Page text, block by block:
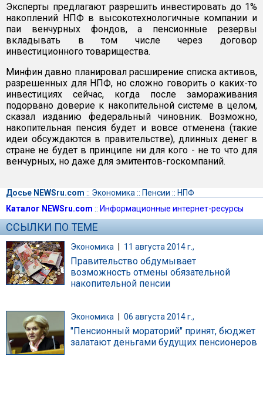
Эксперты предлагают разрешить инвестировать до 1%
накоплений НПФ в высокотехнологичные компании и
паи венчурных фондов, а пенсионные резервы
вкладывать в том числе через договор
инвестиционного товарищества.
Минфин давно планировал расширение списка активов,
разрешенных для НПФ, но сложно говорить о каких-то
инвестициях сейчас, когда после замораживания
подорвано доверие к накопительной системе в целом,
сказал изданию федеральный чиновник. Возможно,
накопительная пенсия будет и вовсе отменена (такие
идеи обсуждаются в правительстве), длинных денег в
стране не будет в принципе ни для кого - не то что для
венчурных, но даже для эмитентов-госкомпаний.
Досье NEWSru.com :: Экономика :: Пенсии :: НПФ
Каталог NEWSru.com :: Информационные интернет-ресурсы
ССЫЛКИ ПО ТЕМЕ
Экономика | 11 августа 2014 г.,
Правительство обдумывает
возможность отмены обязательной
накопительной пенсии
Экономика 06 августа 2014 г.,
"Пенсионный мораторий" принят, бюджет
залатают деньгами будущих пенсионеров